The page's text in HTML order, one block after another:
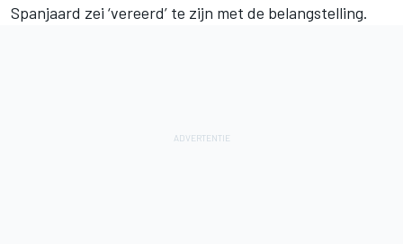
Spanjaard zei ‘vereerd’ te zijn met de belangstelling.